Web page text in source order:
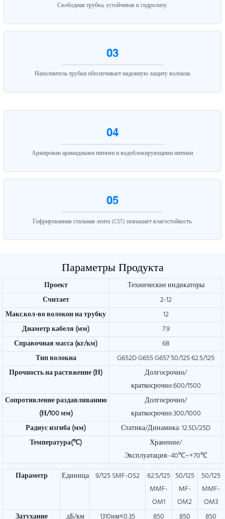
Свободная трубка, устойчивая к гидролизу.
03
Наполнитель трубки обеспечивает надежную защиту волокна.
04
Армирован арамидными нитями и водоблокирующими нитями.
05
Гофрированная стальная лента (CST) повышает влагостойкость.
Параметры Продукта
Проект
Технические индикаторы
Считает
2-12
Макс.кол-во волокон на трубку
12
Диаметр кабеля (мм)
7.9
Справочная масса (кг/км)
68
Тип волокна
G652D G655 G657 50/125 62.5/125
Прочность на растяжение (Н)
Долгосрочно/
краткосрочно:600/1500
Сопротивление раздавливанию
(Н/100 мм)
Долгосрочно/
краткосрочно:300/1000
Радиус изгиба (мм)
Статика/Динамика: 12.5D/25D
Температура(℃)
Хранение/
Эксплуатация:-40℃~+70℃
Параметр
Единица 9/125 SMF-OS2
62.5/125
MMF-
OM1
50/125
MF-
OM2
50/125
MMF-
OM3
Затухание
дБ/км 1310нм≤0.35 850 850 850